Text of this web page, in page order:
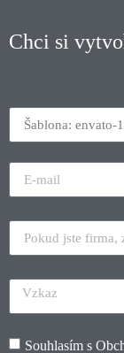
Chci si
Souhlasím s